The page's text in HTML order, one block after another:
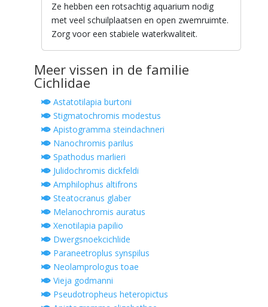
Ze hebben een rotsachtig aquarium nodig
met veel schuilplaatsen en open zwemruimte.
Zorg voor een stabiele waterkwaliteit.
Meer vissen in de familie
Cichlidae
Astatotilapia burtoni
Stigmatochromis modestus
Apistogramma steindachneri
Nanochromis parilus
Spathodus marlieri
Julidochromis dickfeldi
Amphilophus altifrons
Steatocranus glaber
Melanochromis auratus
Xenotilapia papilio
Dwergsnoekcichlide
Paraneetroplus synspilus
Neolamprologus toae
Vieja godmanni
Pseudotropheus heteropictus